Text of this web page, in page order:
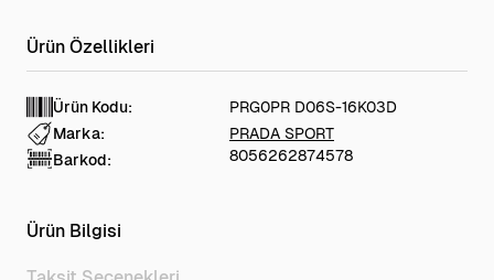
Ürün Kodu:
PRG0PR D06S-16K03D
Marka:
PRADA SPORT
Barkod:
8056262874578
Ürün Bilgisi